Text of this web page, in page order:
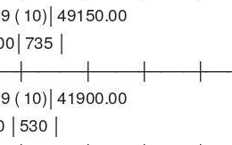
( 10)│49150.00
│
( 10)│41900.00
│530 │